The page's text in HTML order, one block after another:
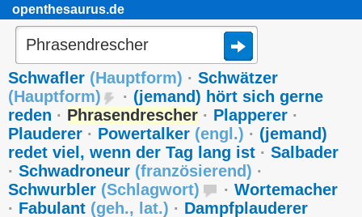
openthesaurus.de
Schwafler (Hauptform) · Schwätzer
(Hauptform) · (jemand) hört sich gerne
reden · Phrasendrescher · Plapperer ·
Plauderer · Powertalker (engl.) · (jemand)
redet viel, wenn der Tag lang ist · Salbader
· Schwadroneur (französierend) ·
Schwurbler (Schlagwort) · Wortemacher
· Fabulant (geh., lat.) · Dampfplauderer